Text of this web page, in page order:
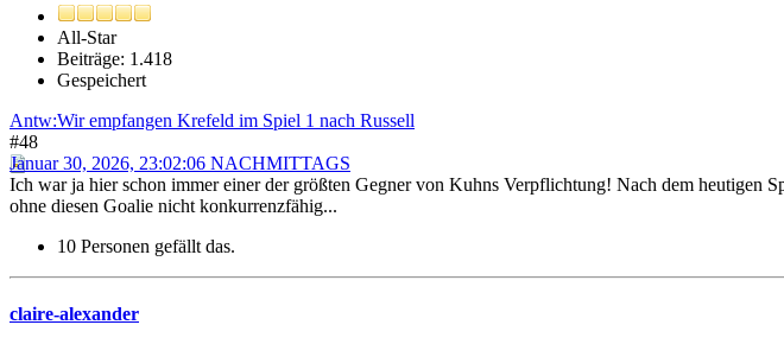
All-Star
Beiträge: 1.418
Gespeichert
Antw:Wir empfangen Krefeld im Spiel 1 nach Russell
#48
Januar 30, 2026, 23:02:06 NACHMITTAGS
Ich war ja hier schon immer einer der größten Gegner von Kuhns Verpflichtung! Nach dem
ohne diesen Goalie nicht konkurrenzfähig...
10 Personen gefällt das.
claire-alexander